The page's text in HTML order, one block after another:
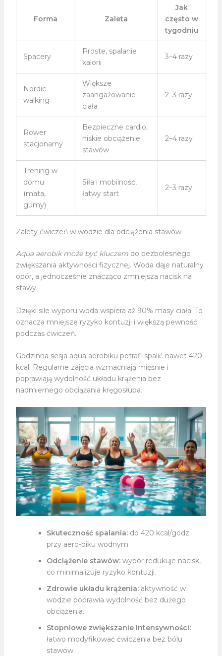
Forma Zaleta
Jak
często w
tygodniu
Spacery
Proste, spalanie
kalorii
3–4 razy
Nordic
walking
Większe
zaangażowanie
ciała
2–3 razy
Rower
stacjonarny
Bezpieczne cardio,
niskie obciążenie
stawów
2–4 razy
Trening w
domu
(mata,
gumy)
Siła i mobilność,
łatwy start
2–3 razy
Zalety ćwiczeń w wodzie dla odciążenia stawów
Aqua aerobik może być kluczemdo bezbolesnego
zwiększania aktywności fizycznej. Woda daje naturalny
opór, a jednocześnie znacząco zmniejsza nacisk na
stawy.
Dzięki sile wyporu woda wspiera aż 90% masy ciała. To
oznacza mniejsze ryzyko kontuzji i większą pewność
podczas ćwiczeń.
Godzinna sesja aqua aerobiku potrafi spalić nawet 420
kcal. Regularne zajęcia wzmacniają mięśnie i
poprawiają wydolność układu krążenia bez
nadmiernego obciążania kręgosłupa.
Skuteczność spalania:do 420 kcal/godz.
przy aero-biku wodnym.
Odciążenie stawów:wypór redukuje nacisk,
co minimalizuje ryzyko kontuzji.
Zdrowie układu krążenia:aktywność w
wodzie poprawia wydolność bez dużego
obciążenia.
Stopniowe zwiększanie intensywności:
łatwo modyfikować ćwiczenia bez bólu
stawów.